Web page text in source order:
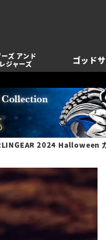
ズ アンド
ジャーズ
ゴッド
2024 Halloween